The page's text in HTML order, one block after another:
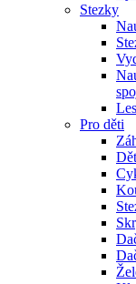
Stezky
Pro děti